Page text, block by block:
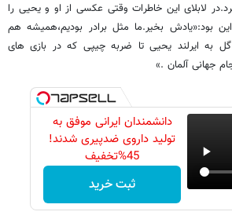
لابلای این خاطرات وقتی عکسی از او و یحیی را
بود:«یادش بخیر.ما مثل برادر بودیم،همیشه هم
گل به ایرلند یحیی تا ضربه چیپی که در بازی های
جهانی آلمان .»
دانشمندان ایرانی موفق به
تولید داروی ضدپیری شدند!
45%تخفیف
ثبت خرید